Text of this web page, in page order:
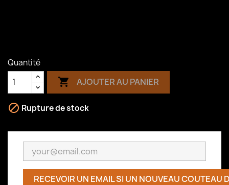
Quantité
 AJOUTER AU PANIER
 Rupture de stock
RECEVOIR UN EMAIL SI UN NOUVEAU COUTEAU